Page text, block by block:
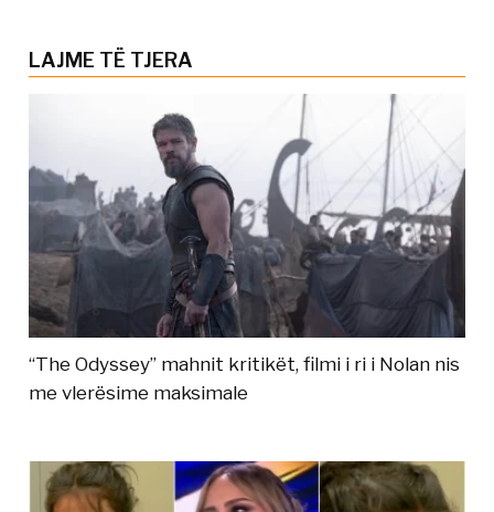
LAJME TË TJERA
“The Odyssey” mahnit kritikët, filmi i ri i Nolan nis
me vlerësime maksimale